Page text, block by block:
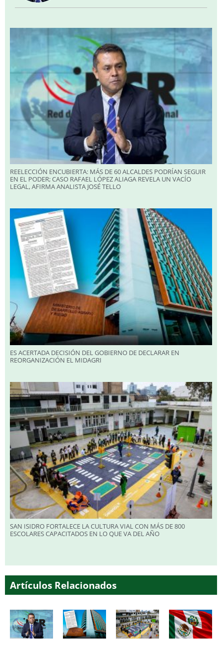
REELECCIÓN ENCUBIERTA: MÁS DE 60 ALCALDES PODRÍAN SEGUIR
EN EL PODER; CASO RAFAEL LÓPEZ ALIAGA REVELA UN VACÍO
LEGAL, AFIRMA ANALISTA JOSÉ TELLO
ES ACERTADA DECISIÓN DEL GOBIERNO DE DECLARAR EN
REORGANIZACIÓN EL MIDAGRI
SAN ISIDRO FORTALECE LA CULTURA VIAL CON MÁS DE 800
ESCOLARES CAPACITADOS EN LO QUE VA DEL AÑO
Artículos Relacionados